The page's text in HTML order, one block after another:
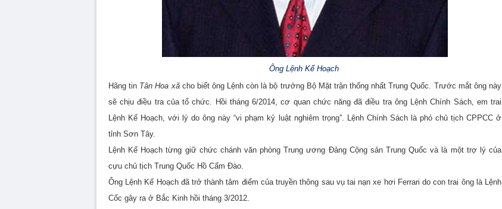
Ông Lệnh Kế Hoạch
Hãng tin Tân Hoa xãcho biết ông Lệnh còn là bộ trưởng Bộ Mặt trận thống nhất Trung Quốc. Trước mắt ông này
sẽ chịu điều tra của tổ chức. Hồi tháng 6/2014, cơ quan chức năng đã điều tra ông Lệnh Chính Sách, em trai
Lệnh Kế Hoạch, với lý do ông này “vi phạm kỷ luật nghiêm trọng”. Lệnh Chính Sách là phó chủ tịch CPPCC ở
tỉnh Sơn Tây.
Lệnh Kế Hoạch từng giữ chức chánh văn phòng Trung ương Ðảng Cộng sản Trung Quốc và là một trợ lý của
cựu chủ tịch Trung Quốc Hồ Cẩm Ðào.
Ông Lệnh Kế Hoạch đã trở thành tâm điểm của truyền thông sau vụ tai nạn xe hơi Ferrari do con trai ông là Lệnh
Cốc gây ra ở Bắc Kinh hồi tháng 3/2012.